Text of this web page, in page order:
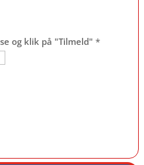
og klik på "Tilmeld" *